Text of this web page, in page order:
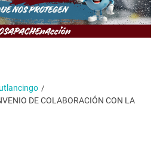
DE COLABORACIÓN CON LA